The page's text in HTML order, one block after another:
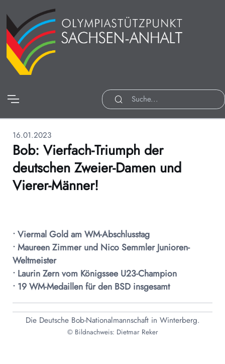
16.01.2023
Bob: Vierfach-Triumph der
deutschen Zweier-Damen und
Vierer-Männer!
• Viermal Gold am WM-Abschlusstag
• Maureen Zimmer und Nico Semmler Junioren-
Weltmeister
• Laurin Zern vom Königssee U23-Champion
• 19 WM-Medaillen für den BSD insgesamt
Die Deutsche Bob-Nationalmannschaft in Winterberg.
© Bildnachweis: Dietmar Reker